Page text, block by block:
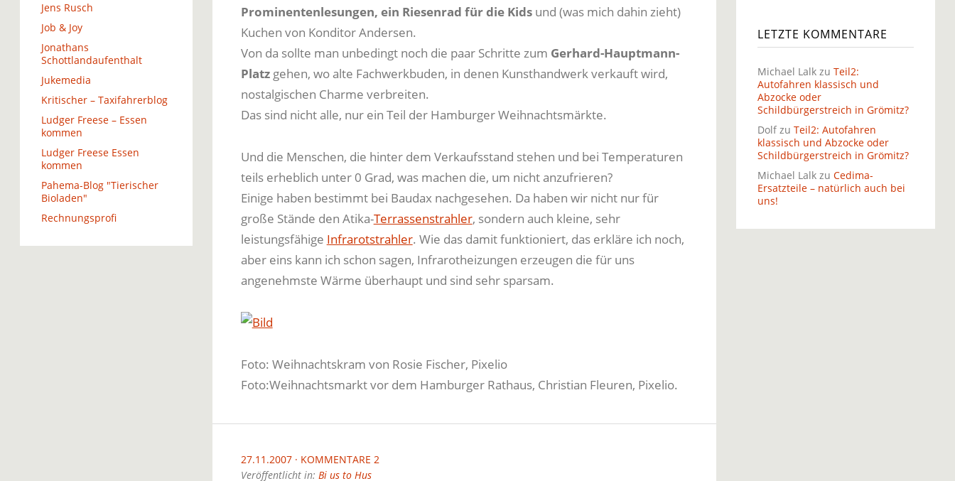
Jens Rusch
Job & Joy
Jonathans
Schottlandaufenthalt
Jukemedia
Kritischer – Taxifahrerblog
Ludger Freese – Essen
kommen
Ludger Freese Essen
kommen
Pahema-Blog "Tierischer
Bioladen"
Rechnungsprofi
Prominentenlesungen, ein Riesenrad für die Kidsund (was mich dahin zieht)
Kuchen von Konditor Andersen.
Von da sollte man unbedingt noch die paar Schritte zum Gerhard-Hauptmann-
Platzgehen, wo alte Fachwerkbuden, in denen Kunsthandwerk verkauft wird,
nostalgischen Charme verbreiten.
Das sind nicht alle, nur ein Teil der Hamburger Weihnachtsmärkte.
Und die Menschen, die hinter dem Verkaufsstand stehen und bei Temperaturen
teils erheblich unter 0 Grad, was machen die, um nicht anzufrieren?
Einige haben bestimmt bei Baudax nachgesehen. Da haben wir nicht nur für
große Stände den Atika-Terrassenstrahler, sondern auch kleine, sehr
leistungsfähige Infrarotstrahler. Wie das damit funktioniert, das erkläre ich noch,
aber eins kann ich schon sagen, Infrarotheizungen erzeugen die für uns
angenehmste Wärme überhaupt und sind sehr sparsam.
Foto: Weihnachtskram von Rosie Fischer, Pixelio
Foto:Weihnachtsmarkt vor dem Hamburger Rathaus, Christian Fleuren, Pixelio.
27.11.2007
KOMMENTARE 2
Veröffentlicht in: Bi us to Hus
LETZTE KOMMENTARE
Michael Lalkzu Teil2:
Autofahren klassisch und
Abzocke oder
Schildbürgerstreich in Grömitz?
Dolfzu Teil2: Autofahren
klassisch und Abzocke oder
Schildbürgerstreich in Grömitz?
Michael Lalkzu Cedima-
Ersatzteile – natürlich auch bei
uns!